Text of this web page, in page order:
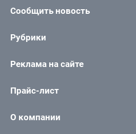
Сообщить новость
Рубрики
Реклама на сайте
Прайс-лист
О компании